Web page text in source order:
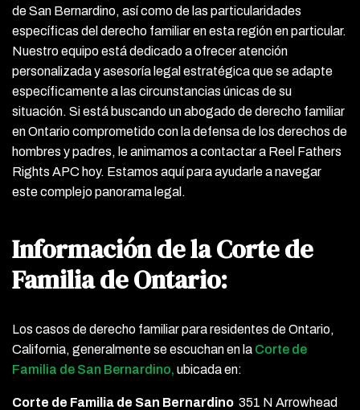
de San Bernardino, así como de las particularidades
específicas del derecho familiar en esta región en particular.
Nuestro equipo está dedicado a ofrecer atención
personalizada y asesoría legal estratégica que se adapte
específicamente a las circunstancias únicas de su
situación. Si está buscando un abogado de derecho familiar
en Ontario comprometido con la defensa de los derechos de
hombres y padres, le animamos a contactar a Reel Fathers
Rights APC hoy. Estamos aquí para ayudarle a navegar
este complejo panorama legal.
Información de la Corte de
Familia de Ontario:
Los casos de derecho familiar para residentes de Ontario,
California, generalmente se escuchan en la Corte de
Familia de San Bernardino, ubicada en:
Corte de Familia de San Bernardino 351 N Arrowhead